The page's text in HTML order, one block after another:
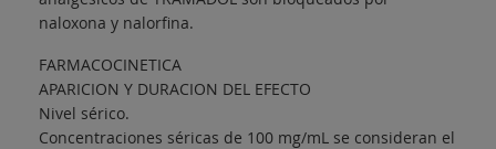
naloxona y nalorfina.
FARMACOCINETICA
APARICION Y DURACION DEL EFECTO
Nivel sérico.
Concentraciones séricas de 100 mg/mL se consideran el